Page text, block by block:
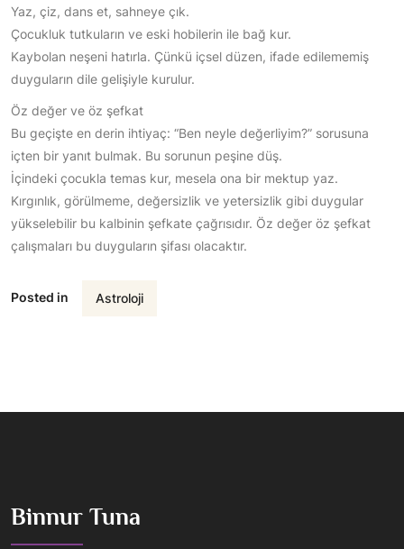
Yaz, çiz, dans et, sahneye çık.
Çocukluk tutkuların ve eski hobilerin ile bağ kur.
Kaybolan neşeni hatırla. Çünkü içsel düzen, ifade edilememiş
duyguların dile gelişiyle kurulur.
Öz değer ve öz şefkat
Bu geçişte en derin ihtiyaç: “Ben neyle değerliyim?” sorusuna
içten bir yanıt bulmak. Bu sorunun peşine düş.
İçindeki çocukla temas kur, mesela ona bir mektup yaz.
Kırgınlık, görülmeme, değersizlik ve yetersizlik gibi duygular
yükselebilir bu kalbinin şefkate çağrısıdır. Öz değer öz şefkat
çalışmaları bu duyguların şifası olacaktır.
Posted in Astroloji
Binnur Tuna